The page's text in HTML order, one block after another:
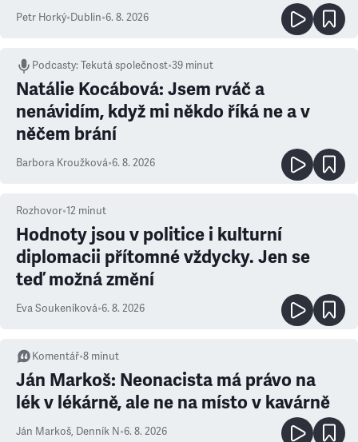
Petr Horký•Dublin•6. 8. 2026
Podcasty:Tekutá společnost•39 minut
Natálie Kocábová: Jsem rváč a
nenávidím, když mi někdo říká ne a v
něčem brání
Barbora Kroužková•6. 8. 2026
Rozhovor•12 minut
Hodnoty jsou v politice i kulturní
diplomacii přítomné vždycky. Jen se
teď možná změní
Eva Soukeníková•6. 8. 2026
Komentář•8 minut
Ján Markoš: Neonacista má právo na
lék v lékárně, ale ne na místo v kavárně
Ján Markoš, Denník N•6. 8. 2026